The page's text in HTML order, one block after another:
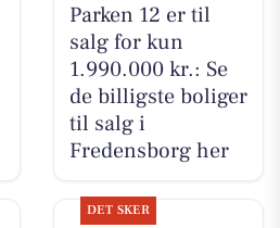
Parken 12 er til
salg for kun
1.990.000 kr.: Se
de billigste boliger
til salg i
Fredensborg her
DET SKER